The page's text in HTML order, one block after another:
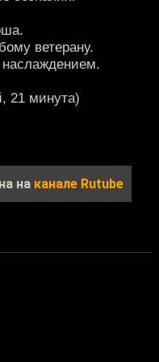
ветерану.
21 минута)
на канале Rutube